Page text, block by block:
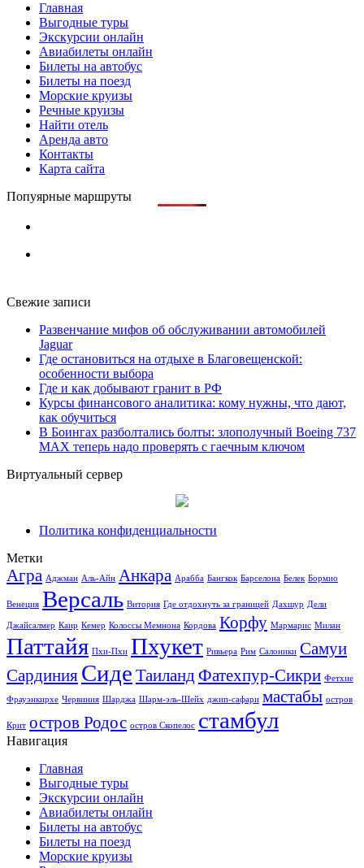
Главная
Выгодные туры
Экскурсии онлайн
Авиабилеты онлайн
Билеты на автобус
Билеты на поезд
Морские круизы
Речные круизы
Найти отель
Аренда авто
Контакты
Карта сайта
Попуярные маршруты
Свежие записи
Развенчание мифов об обслуживании автомобилей
Jaguar
Где остановиться на отдыхе в Благовещенской:
особенности выбора
Где и как добывают гранит в РФ
Курсы финансового аналитика: кому нужны, что дают,
как обучиться
В Боингах разболтались болты: злополучный Boeing 737
MAX теперь надо проверять с гаечным ключом
Виртуальный сервер
Политика конфиденциальности
Метки
Агра Аджман Аль-Айн Анкара Арабба Бангкок Барселона Белек Бормио
Венеция Версаль Витория Где отдохнуть за границей Дахшур Дели
Джайсалмер Каир Кемер Колоссы Мемнона Кордова Корфу Мармарис Милан
Паттайя Пхи-Пхи Пхукет Ривьера Рим Салоники Самуи
Сардиния Сиде ТаиландФатехпур-Сикри Фетхие
Фрауэнкирхе Червиния Шарджа Шарм-эль-Шейх джип-сафари мастабы остров
Крит остров Родос остров Скопелос стамбул
Навигация
Главная
Выгодные туры
Экскурсии онлайн
Авиабилеты онлайн
Билеты на автобус
Билеты на поезд
Морские круизы